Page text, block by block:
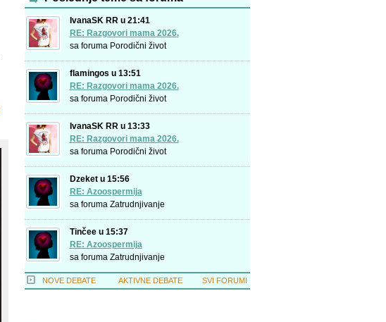
IvanaSK RR u 21:41
RE: Razgovori mama 2026.
sa foruma Porodični život
flamingos u 13:51
RE: Razgovori mama 2026.
sa foruma Porodični život
IvanaSK RR u 13:33
RE: Razgovori mama 2026.
sa foruma Porodični život
Dzeket u 15:56
RE: Azoospermija
sa foruma Zatrudnjivanje
Tinčee u 15:37
RE: Azoospermija
sa foruma Zatrudnjivanje
NOVE DEBATE AKTIVNE DEBATE SVI FORUMI